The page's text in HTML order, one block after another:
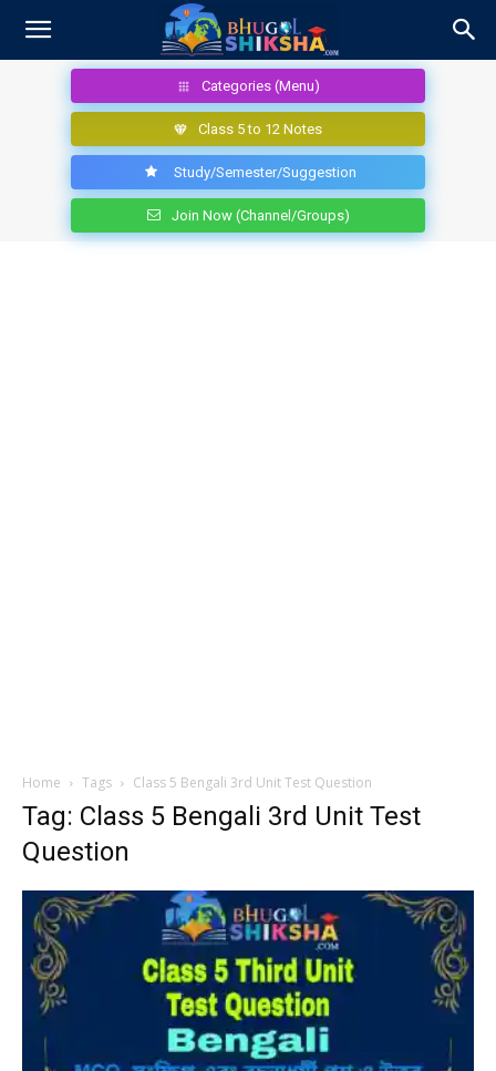
Categories (Menu)
Class 5 to 12 Notes
Study/Semester/Suggestion
Join Now (Channel/Groups)
Home Tags Class 5 Bengali 3rd Unit Test Question
Tag: Class 5 Bengali 3rd Unit Test
Question